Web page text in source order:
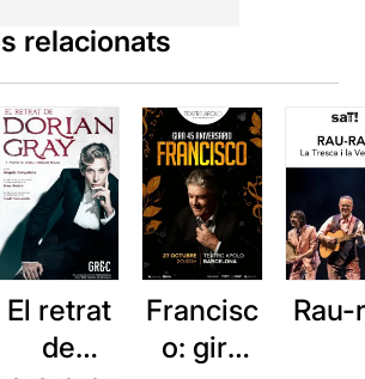
relacionats
El retrat
de
Francisc
o: gira
Rau-